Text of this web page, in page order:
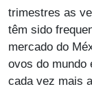
trimestres as
têm sido
mercado do
ovos do mundo
cada vez mais